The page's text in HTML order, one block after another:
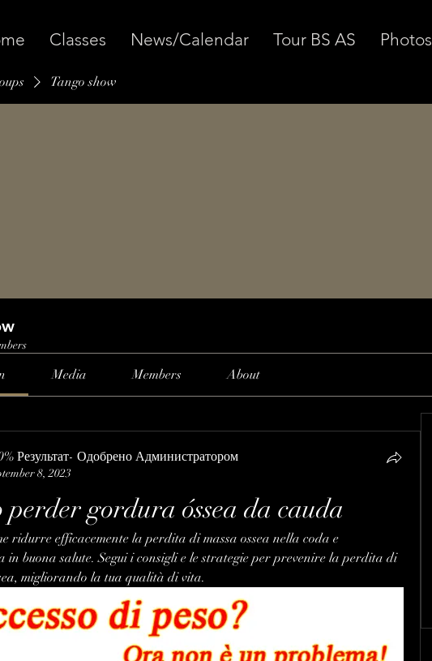
Classes News/Calendar Tour BS AS Photos
Tango show
Media Members About
Результат- Одобрено Администратором
8, 2023
perder gordura óssea da cauda
ridurre efficacemente la perdita di massa ossea nella coda e
in buona salute. Segui i consigli e le strategie per prevenire la perdita di
migliorando la tua qualità di vita.